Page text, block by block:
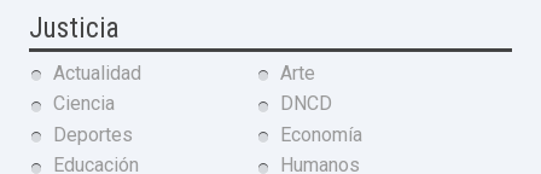
Justicia
Actualidad
Arte
Ciencia
DNCD
Deportes
Economía
Educación
Humanos